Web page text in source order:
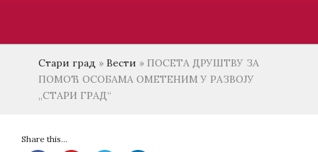
Стари град » Вести » ПОСЕТА ДРУШТВУ ЗА
ПОМОЋ ОСОБАМА ОМЕТЕНИМ У РАЗВОЈУ
„СТАРИ ГРАД“
Share this...